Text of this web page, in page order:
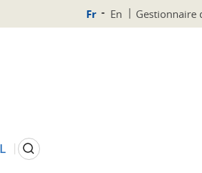
Fr En Gestionnaire
Rechercher